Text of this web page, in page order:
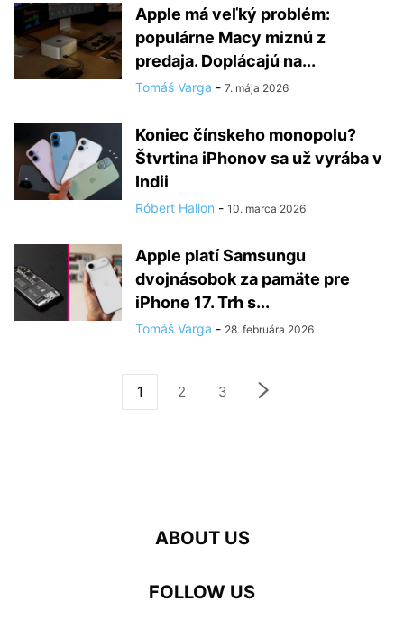
Apple má veľký problém:
populárne Macy miznú z
predaja. Doplácajú na...
Tomáš Varga - 7. mája 2026
Koniec čínskeho monopolu?
Štvrtina iPhonov sa už vyrába v
Indii
Róbert Hallon - 10. marca 2026
Apple platí Samsungu
dvojnásobok za pamäte pre
iPhone 17. Trh s...
Tomáš Varga - 28. februára 2026
1 2 3
ABOUT US
FOLLOW US